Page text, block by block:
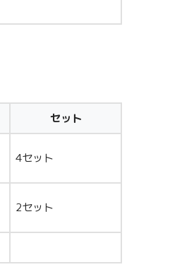
セット
4セット
2セット